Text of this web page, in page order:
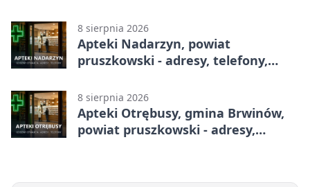
8 sierpnia 2026
Apteki Nadarzyn, powiat
pruszkowski - adresy, telefony,
8 sierpnia 2026
Apteki Otrębusy, gmina Brwinów,
powiat pruszkowski - adresy,